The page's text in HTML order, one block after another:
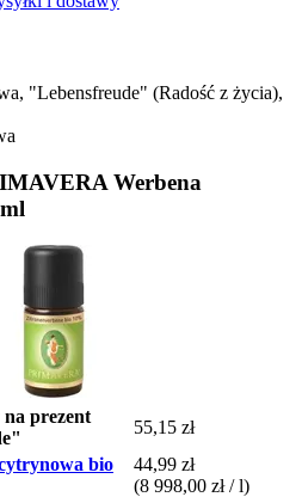
"Lebensfreude" (Radość z życia),
Werbena
prezent
55,15 zł
bio
44,99 zł
(8 998,00 zł / l)